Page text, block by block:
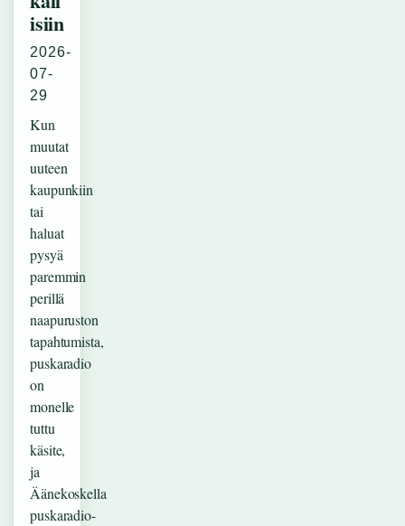
isiin
2026-
07-
29
Kun
muutat
uuteen
kaupunkiin
tai
haluat
pysyä
paremmin
perillä
naapuruston
tapahtumista,
puskaradio
on
monelle
tuttu
käsite,
ja
Äänekoskella
puskaradio-